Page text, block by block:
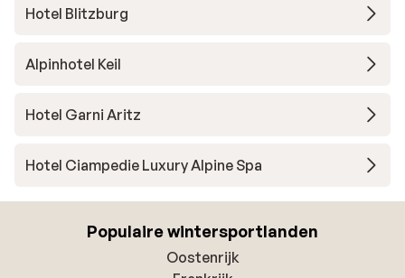
Hotel Blitzburg
Alpinhotel Keil
Hotel Garni Aritz
Hotel Ciampedie Luxury Alpine Spa
Populaire wintersportlanden
Oostenrijk